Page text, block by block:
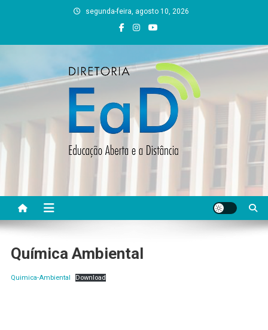
segunda-feira, agosto 10, 2026
DEAD UFVJM
Química Ambiental
Quimica-Ambiental Download